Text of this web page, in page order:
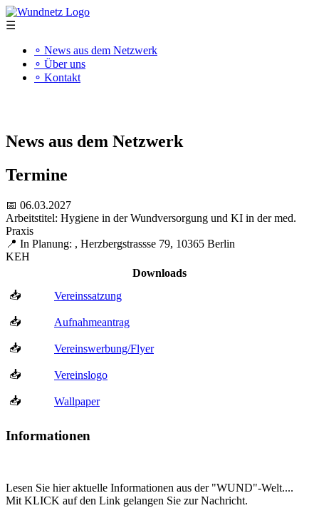
☰
∘ News aus dem Netzwerk
∘ Über uns
∘ Kontakt
News aus dem Netzwerk
Termine
📅 06.03.2027
Arbeitstitel: Hygiene in der Wundversorgung und KI in der med.
Praxis
📍 In Planung: , Herzbergstrassse 79, 10365 Berlin
KEH
Downloads
📥
Vereinssatzung
📥 Aufnahmeantrag
📥 Vereinswerbung/Flyer
📥 Vereinslogo
📥 Wallpaper
Informationen
Lesen Sie hier aktuelle Informationen aus der "WUND"-Welt....
Mit KLICK auf den Link gelangen Sie zur Nachricht.